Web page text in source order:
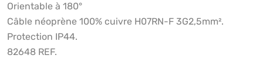
Orientable à 180°
Câble néoprène 100% cuivre H07RN-F 3G2,5mm².
Protection IP44.
82648 REF.